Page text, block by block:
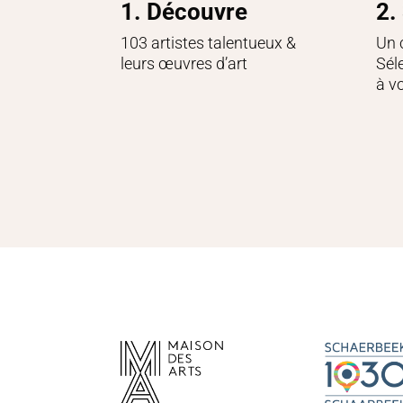
1. Découvre
103 artistes talentueux &
leurs œuvres d’art
2.
Un
à